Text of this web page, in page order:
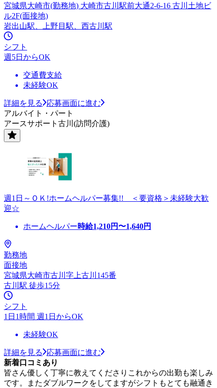
宮城県大崎市(勤務地) 大崎市古川駅前大通2-6-16 古川土地ビ
ル2F(面接地)
岩出山駅、上野目駅、西古川駅
シフト
週5日からOK
交通費支給
未経験OK
詳細を見る
応募画面に進む
アルバイト・パート
アースサポート古川(訪問介護)
週1日～ＯＫ!ホームヘルパー募集!! ＜要資格＞未経験大歓
迎☆
ホームヘルパー時給1,210円〜1,640円
勤務地
面接地
宮城県大崎市古川字上古川145番
古川駅 徒歩15分
シフト
1日1時間 週1日からOK
未経験OK
詳細を見る
応募画面に進む
新着口コミあり
皆さん優しく丁寧に教えてくださりこれからの出勤も楽しみ
です。またダブルワークをしてますがシフトもとても融通き